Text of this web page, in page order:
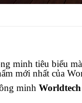
minh tiêu biểu
mới nhất của
minh